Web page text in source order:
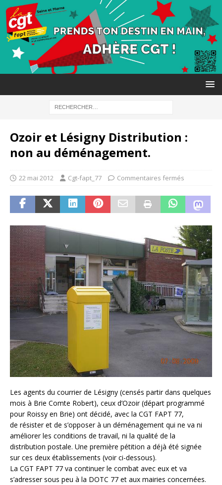
Ozoir et Lésigny Distribution :
non au déménagement.
22 mai 2012 Cgt-fapt_77 Commentaires fermés
Les agents du courrier de Lésigny (censés partir dans quelques
mois à Brie Comte Robert), ceux d’Ozoir (départ programmé
pour Roissy en Brie) ont décidé, avec la CGT FAPT 77,
de résister et de s’opposer à un déménagement qui ne va ni
améliorer les conditions de travail, ni la qualité de la
distribution postale. Une première pétition a déjà été signée
sur ces deux établissements (voir ci-dessous).
La CGT FAPT 77 va continuer le combat avec eux et va
s’adresser sous peu à la DOTC 77 et aux mairies concernées.